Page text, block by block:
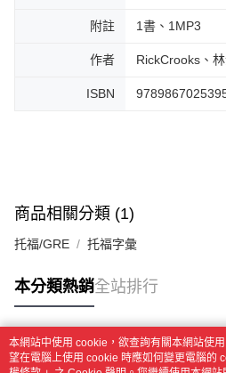
附註 1書、1MP3
作者 RickCrooks、
ISBN
商品相關分類 (1)
托福/GRE 托福字彙
本分類熱銷全站排行
熱門標籤
本網站中使用 cookie，欲查詢有關本網站使
望在電腦上使用 cookie 時應如何變更電腦的